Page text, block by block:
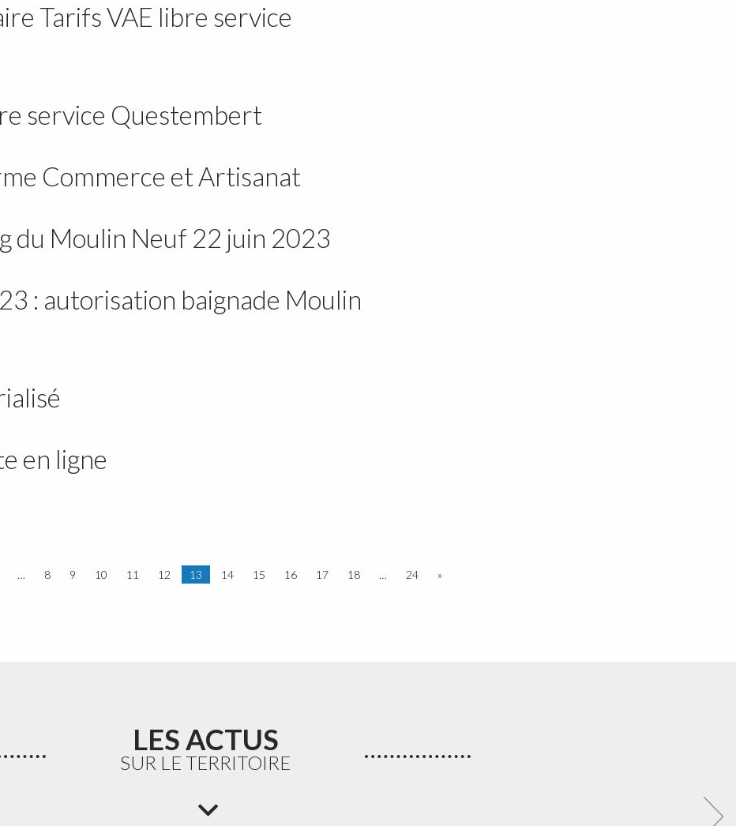
Tarifs VAE libre service
service Questembert
Commerce et Artisanat
du Moulin Neuf 22 juin 2023
: autorisation baignade Moulin
en ligne
… 8 9 10 11 12 13 14 15 16 17 18 … 24 »
LES ACTUS
SUR LE TERRITOIRE